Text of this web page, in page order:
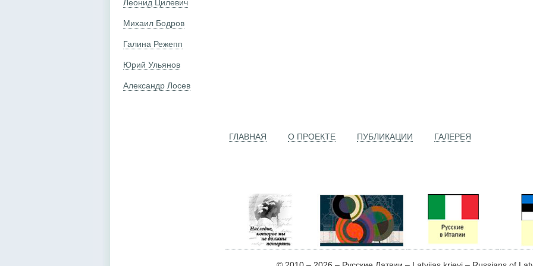
Леонид Цилевич
Михаил Бодров
Галина Режепп
Юрий Ульянов
Александр Лосев
ГЛАВНАЯ О ПРОЕКТЕ ПУБЛИКАЦИИ ГАЛЕРЕЯ